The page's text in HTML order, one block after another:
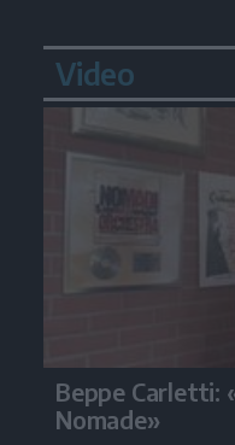
Video
Beppe Carletti:
Nomade»